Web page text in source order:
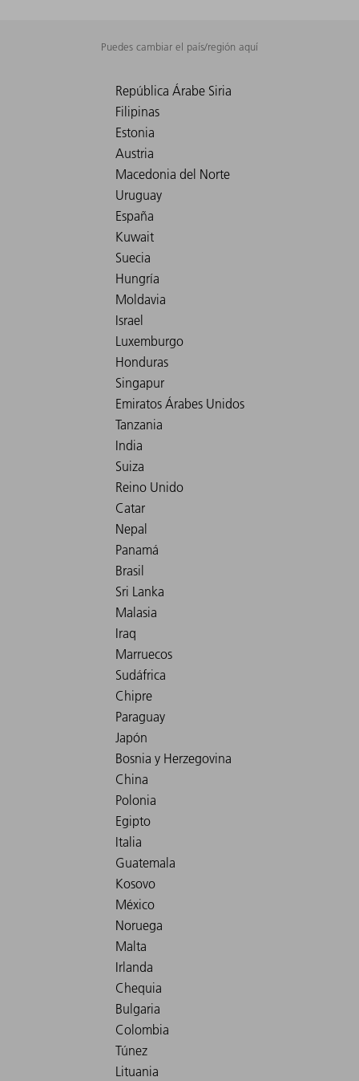
Puedes cambiar el país/región aquí